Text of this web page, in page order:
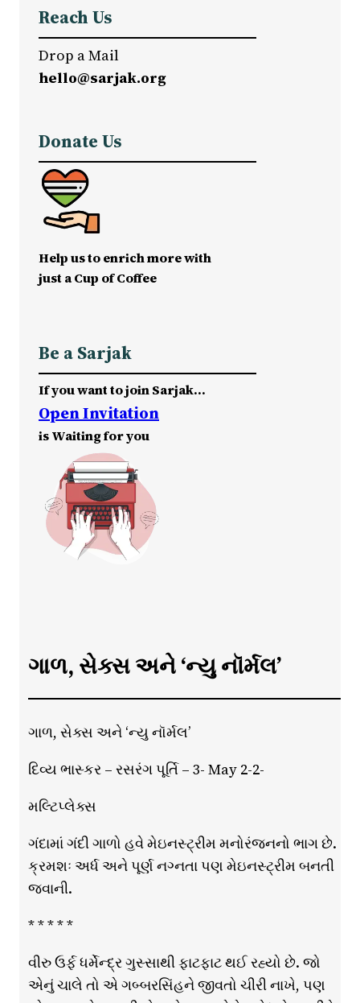
Reach Us
Drop a Mail
hello@sarjak.org
Donate Us
Help us to enrich more with
just a Cup of Coffee
Be a Sarjak
If you want to join Sarjak…
Open Invitation
is Waiting for you
ગાળ, સેક્સ અને ‘ન્યુ નૉર્મલ’
ગાળ, સેક્સ અને ‘ન્યુ નૉર્મલ’
દિવ્ય ભાસ્કર – રસરંગ પૂર્તિ – 3- May 2-2-
મલ્ટિપ્લેક્સ
ગંદામાં ગંદી ગાળો હવે મેઇનસ્ટ્રીમ મનોરંજનનો ભાગ છે.
ક્રમશઃ અર્ધ અને પૂર્ણ નગ્નતા પણ મેઇનસ્ટ્રીમ બનતી
જવાની.
* * * * *
વીરુ ઉર્ફ ધર્મેન્દ્ર ગુસ્સાથી ફાટફાટ થઈ રહ્યો છે. જો
એનું ચાલે તો એ ગબ્બરસિંહને જીવતો ચીરી નાખે, પણ